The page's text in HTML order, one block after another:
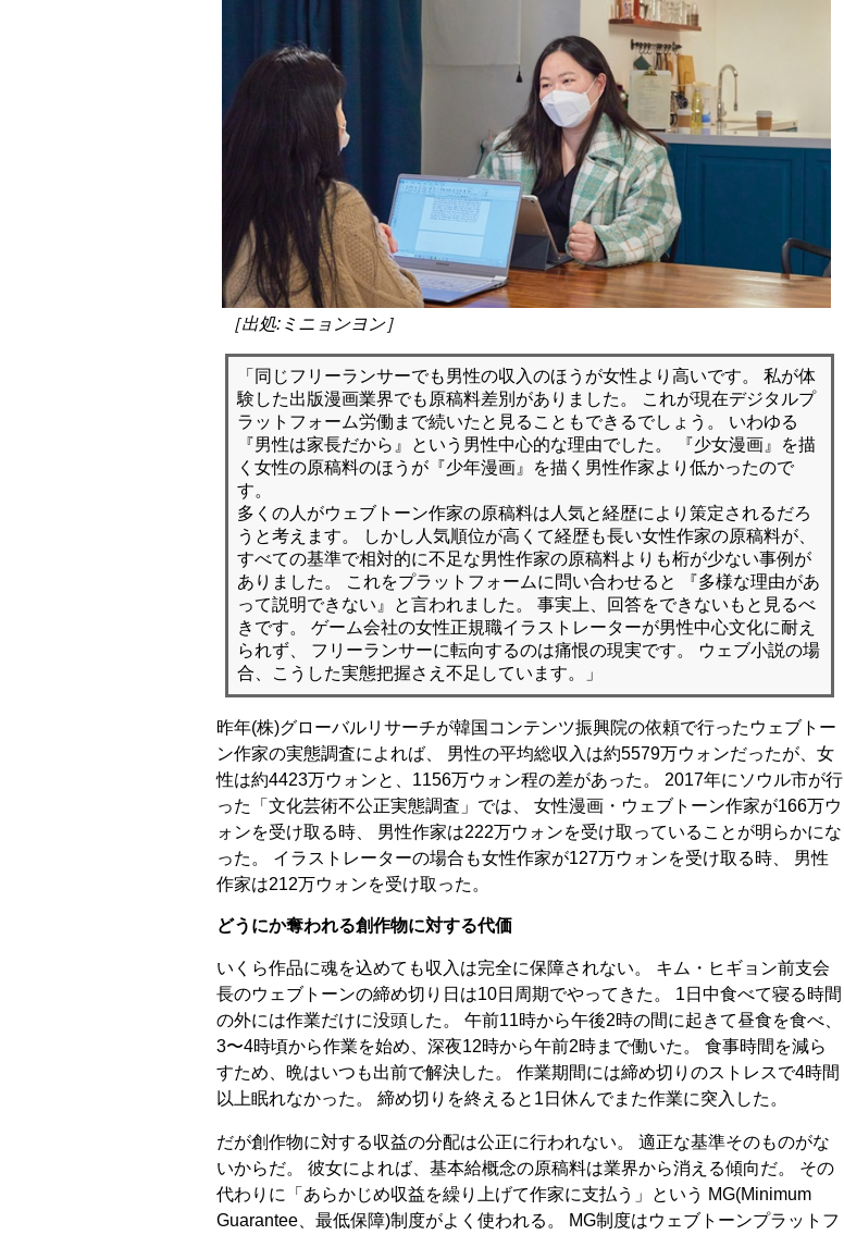
［出処:ミニョンヨン］
「同じフリーランサーでも男性の収入のほうが女性より高いです。 私が体
験した出版漫画業界でも原稿料差別がありました。 これが現在デジタルプ
ラットフォーム労働まで続いたと見ることもできるでしょう。 いわゆる
『男性は家長だから』という男性中心的な理由でした。 『少女漫画』を描
く女性の原稿料のほうが『少年漫画』を描く男性作家より低かったので
す。
多くの人がウェブトーン作家の原稿料は人気と経歴により策定されるだろ
うと考えます。 しかし人気順位が高くて経歴も長い女性作家の原稿料が、
すべての基準で相対的に不足な男性作家の原稿料よりも桁が少ない事例が
ありました。 これをプラットフォームに問い合わせると 『多様な理由があ
って説明できない』と言われました。 事実上、回答をできないもと見るべ
きです。 ゲーム会社の女性正規職イラストレーターが男性中心文化に耐え
られず、 フリーランサーに転向するのは痛恨の現実です。 ウェブ小説の場
合、こうした実態把握さえ不足しています。」
昨年(株)グローバルリサーチが韓国コンテンツ振興院の依頼で行ったウェブトー
ン作家の実態調査によれば、 男性の平均総収入は約5579万ウォンだったが、女
性は約4423万ウォンと、1156万ウォン程の差があった。 2017年にソウル市が行
った「文化芸術不公正実態調査」では、 女性漫画・ウェブトーン作家が166万ウ
ォンを受け取る時、 男性作家は222万ウォンを受け取っていることが明らかにな
った。 イラストレーターの場合も女性作家が127万ウォンを受け取る時、 男性
作家は212万ウォンを受け取った。
どうにか奪われる創作物に対する代価
いくら作品に魂を込めても収入は完全に保障されない。 キム・ヒギョン前支会
長のウェブトーンの締め切り日は10日周期でやってきた。 1日中食べて寝る時間
の外には作業だけに没頭した。 午前11時から午後2時の間に起きて昼食を食べ、
3〜4時頃から作業を始め、深夜12時から午前2時まで働いた。 食事時間を減ら
すため、晩はいつも出前で解決した。 作業期間には締め切りのストレスで4時間
以上眠れなかった。 締め切りを終えると1日休んでまた作業に突入した。
だが創作物に対する収益の分配は公正に行われない。 適正な基準そのものがな
いからだ。 彼女によれば、基本給概念の原稿料は業界から消える傾向だ。 その
代わりに「あらかじめ収益を繰り上げて作家に支払う」という MG(Minimum
Guarantee、最低保障)制度がよく使われる。 MG制度はウェブトーンプラットフ